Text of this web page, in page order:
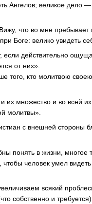
Ангелов; великое дело —
что во мне пребывает
Боге: велико увидеть
если действительно
от них».
того, кто молитвою
их множество и во всей
молитвы».
с внешней стороны
понять в жизни, многое
человек умел
всякий
собственно и